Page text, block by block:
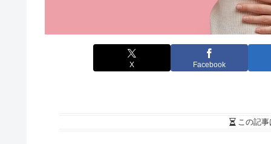
X Facebook
この記事